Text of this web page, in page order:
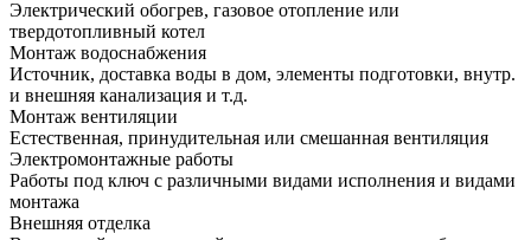
Электрический обогрев, газовое отопление или
твердотопливный котел
Монтаж водоснабжения
Источник, доставка воды в дом, элементы подготовки, внутр.
и внешняя канализация и т.д.
Монтаж вентиляции
Естественная, принудительная или смешанная вентиляция
Электромонтажные работы
Работы под ключ с различными видами исполнения и видами
монтажа
Внешняя отделка